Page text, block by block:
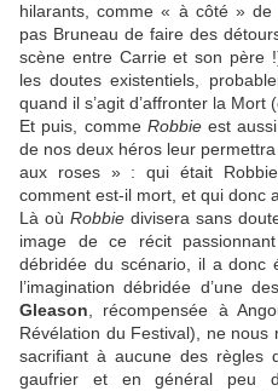
hilarants, comme « à côté » de
pas Bruneau de faire des
scène entre Carrie et son père
les doutes existentiels,
quand il s’agit d’affronter la Mort
Et puis, comme Robbie est
de nos deux héros leur
aux roses » : qui était
comment est-il mort, et qui donc
Là où Robbie divisera sans
image de ce récit
débridée du scénario, il a donc
l’imagination débridée d’une
Gleason , récompensée à
Révélation du Festival), ne
sacrifiant à aucune des
gaufrier et en général peu